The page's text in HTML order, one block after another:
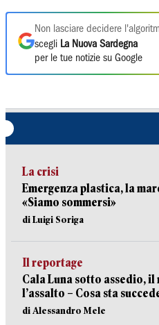
Non lasciare decidere
scegli La Nuova Sardegna
per le tue notizie su Google
La crisi
Emergenza plastica, la
«Siamo sommersi»
di Luigi Soriga
Il reportage
Cala Luna sotto assedio,
l’assalto – Cosa sta
di Alessandro Mele